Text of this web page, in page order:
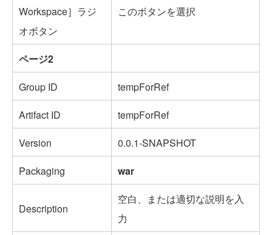
Workspace］ラジ
オボタン
このボタンを選択
ページ2
Group ID
tempForRef
Artifact ID
tempForRef
Version
0.0.1-SNAPSHOT
Packaging
war
Description
空白、または適切な説明を入
力